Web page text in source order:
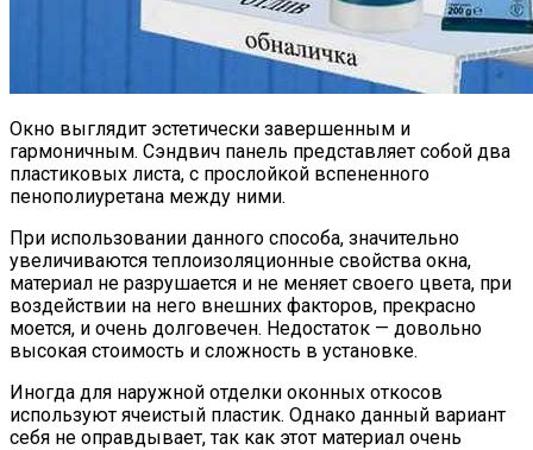
Окно выглядит эстетически завершенным и
гармоничным. Сэндвич панель представляет собой два
пластиковых листа, с прослойкой вспененного
пенополиуретана между ними.
При использовании данного способа, значительно
увеличиваются теплоизоляционные свойства окна,
материал не разрушается и не меняет своего цвета, при
воздействии на него внешних факторов, прекрасно
моется, и очень долговечен. Недостаток — довольно
высокая стоимость и сложность в установке.
Иногда для наружной отделки оконных откосов
используют ячеистый пластик. Однако данный вариант
себя не оправдывает, так как этот материал очень